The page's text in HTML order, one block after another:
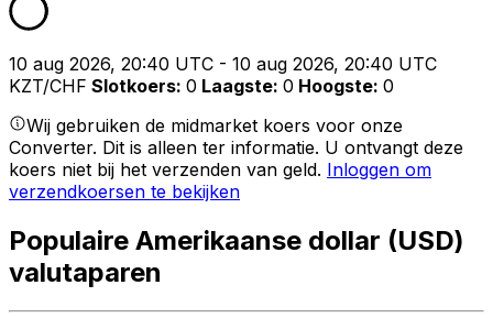
10 aug 2026, 20:40 UTC - 10 aug 2026, 20:40 UTC
KZT/CHF Slotkoers: 0 Laagste: 0 Hoogste: 0
Wij gebruiken de midmarket koers voor onze
Converter. Dit is alleen ter informatie. U ontvangt deze
koers niet bij het verzenden van geld. Inloggen om
verzendkoersen te bekijken
Populaire Amerikaanse dollar (USD)
valutaparen